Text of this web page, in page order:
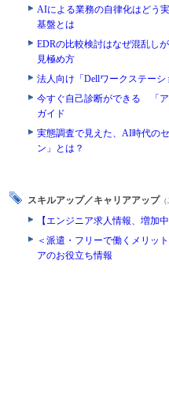
AIによる業務の自律化はどう
基盤とは
EDRの比較検討はなぜ混乱し
見極め方
法人向け「Dellワークステー
今すぐ自己診断ができる 「
ガイド
実態調査で見えた、AI時代の
ン」とは？
スキルアップ／キャリアアップ
【エンジニア求人情報、増加
＜派遣・フリーで働くメリッ
アのお役立ち情報